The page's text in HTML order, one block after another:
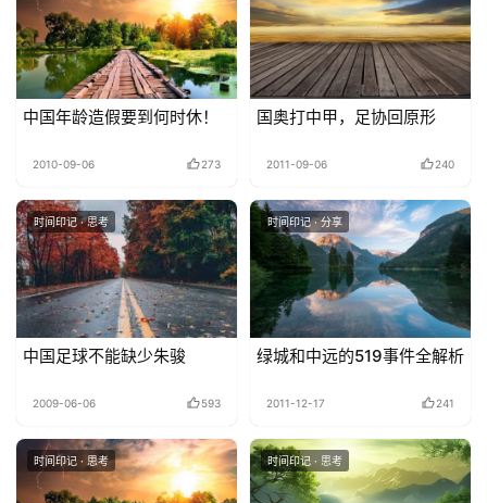
中国年龄造假要到何时休！
2010-09-06 273
国奥打中甲，足协回原形
2011-09-06 240
时间印记 · 思考
中国足球不能缺少朱骏
2009-06-06 593
时间印记 · 分享
绿城和中远的519事件全解析
2011-12-17 241
时间印记 · 思考 时间印记 · 思考